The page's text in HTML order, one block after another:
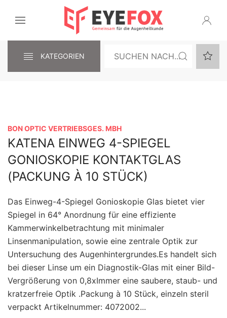
KATEGORIEN
BON OPTIC VERTRIEBSGES. MBH
KATENA EINWEG 4-SPIEGEL
GONIOSKOPIE KONTAKTGLAS
(PACKUNG À 10 STÜCK)
Das Einweg-4-Spiegel Gonioskopie Glas bietet vier
Spiegel in 64° Anordnung für eine effiziente
Kammerwinkelbetrachtung mit minimaler
Linsenmanipulation, sowie eine zentrale Optik zur
Untersuchung des Augenhintergrundes.Es handelt sich
bei dieser Linse um ein Diagnostik-Glas mit einer Bild-
Vergrößerung von 0,8xImmer eine saubere, staub- und
kratzerfreie Optik .Packung à 10 Stück, einzeln steril
verpackt Artikelnummer: 4072002...